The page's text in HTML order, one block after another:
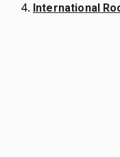
International